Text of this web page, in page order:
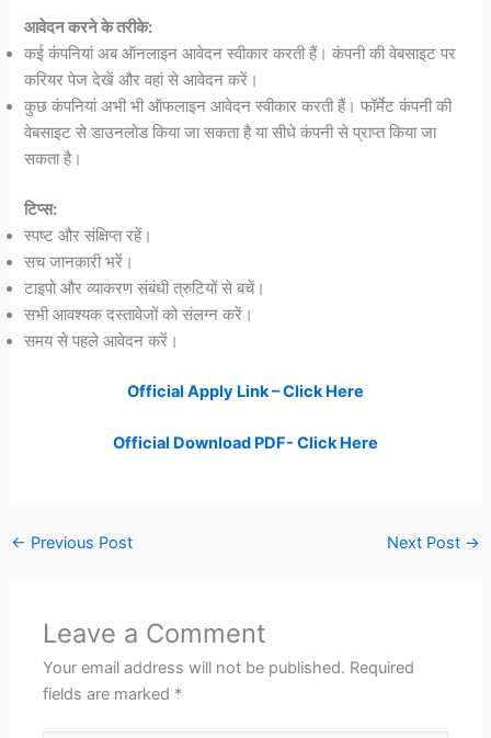
आवेदन करने के तरीके:
कई कंपनियां अब ऑनलाइन आवेदन स्वीकार करती हैं। कंपनी की वेबसाइट पर
करियर पेज देखें और वहां से आवेदन करें।
कुछ कंपनियां अभी भी ऑफलाइन आवेदन स्वीकार करती हैं। फॉर्मेट कंपनी की
वेबसाइट से डाउनलोड किया जा सकता है या सीधे कंपनी से प्राप्त किया जा
सकता है।
टिप्स:
स्पष्ट और संक्षिप्त रहें।
सच जानकारी भरें।
टाइपो और व्याकरण संबंधी त्रुटियों से बचें।
सभी आवश्यक दस्तावेजों को संलग्न करें।
समय से पहले आवेदन करें।
Official Apply Link – Click Here
Official Download PDF- Click Here
← Previous Post Next Post →
Leave a Comment
Your email address will not be published. Required
fields are marked *